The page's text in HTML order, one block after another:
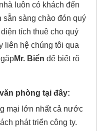
luôn có khách đến
sẵn sàng chào đón quý
tích thuê cho quý
liên hệ chúng tôi qua
Mr. Biển để biết rõ
phòng tại đây:
mại lớn nhất cả nước
phát triển công ty.